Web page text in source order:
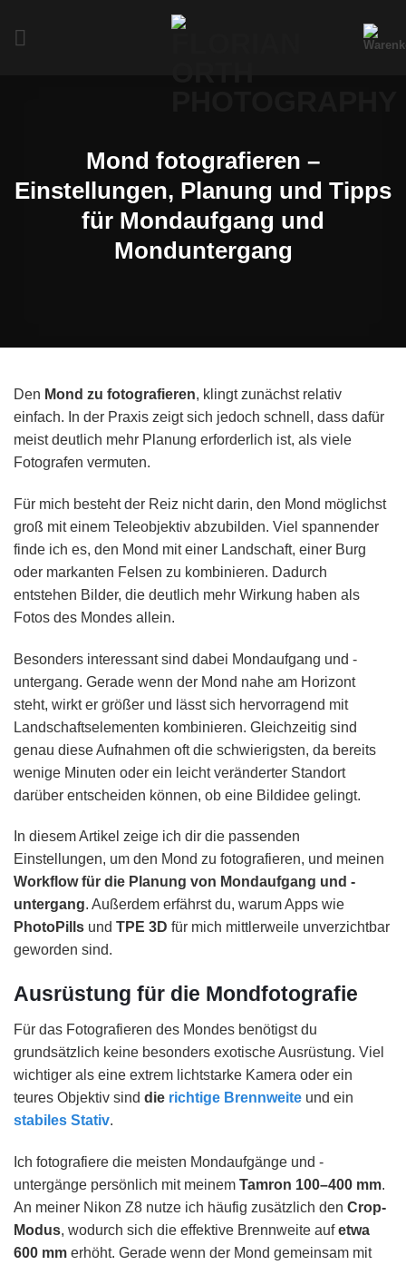
Inhalt
Mond fotografieren –
Einstellungen, Planung und Tipps
für Mondaufgang und
Monduntergang
Den Mond zu fotografieren, klingt zunächst relativ
einfach. In der Praxis zeigt sich jedoch schnell, dass dafür
meist deutlich mehr Planung erforderlich ist, als viele
Fotografen vermuten.
Für mich besteht der Reiz nicht darin, den Mond möglichst
groß mit einem Teleobjektiv abzubilden. Viel spannender
finde ich es, den Mond mit einer Landschaft, einer Burg
oder markanten Felsen zu kombinieren. Dadurch
entstehen Bilder, die deutlich mehr Wirkung haben als
Fotos des Mondes allein.
Besonders interessant sind dabei Mondaufgang und -
untergang. Gerade wenn der Mond nahe am Horizont
steht, wirkt er größer und lässt sich hervorragend mit
Landschaftselementen kombinieren. Gleichzeitig sind
genau diese Aufnahmen oft die schwierigsten, da bereits
wenige Minuten oder ein leicht veränderter Standort
darüber entscheiden können, ob eine Bildidee gelingt.
In diesem Artikel zeige ich dir die passenden
Einstellungen, um den Mond zu fotografieren, und meinen
Workflow für die Planung von Mondaufgang und -
untergang. Außerdem erfährst du, warum Apps wie
PhotoPills und TPE 3D für mich mittlerweile unverzichtbar
geworden sind.
Ausrüstung für die Mondfotografie
Für das Fotografieren des Mondes benötigst du
grundsätzlich keine besonders exotische Ausrüstung. Viel
wichtiger als eine extrem lichtstarke Kamera oder ein
teures Objektiv sind die richtige Brennweite und ein
stabiles Stativ.
Ich fotografiere die meisten Mondaufgänge und -
untergänge persönlich mit meinem Tamron 100–400 mm.
An meiner Nikon Z8 nutze ich häufig zusätzlich den Crop-
Modus, wodurch sich die effektive Brennweite aufetwa
600 mm erhöht. Gerade wenn der Mond gemeinsam mit